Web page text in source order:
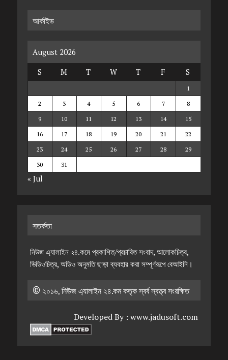
আর্কাইভ
August 2026
S
M T W T F S
1
2
3 4 5 6 7
8
9
10 11 12 13 14
15
16
17 18 19 20 21
22
23
24 25 26 27 28
29
30
31
« Jul
সতর্কতা
নিউজ এ্যালাইন ২৪.কমে প্রকাশিত/প্রচারিত সংবাদ, আলোকচিত্র,
ভিডিওচিত্র, অডিও অনুমতি ছাড়া ব্যবহার করা সম্পূর্ণরূপে বেআইনি।
© ২০১৬, নিউজ এ্যালাইন ২৪.কম কতৃক স্বর্ব স্বত্ত্ব সংরক্ষিত
Developed By :www.jadusoft.com